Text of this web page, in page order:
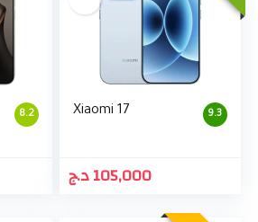
8.2 9.3
Xiaomi 17
105,000د.ج